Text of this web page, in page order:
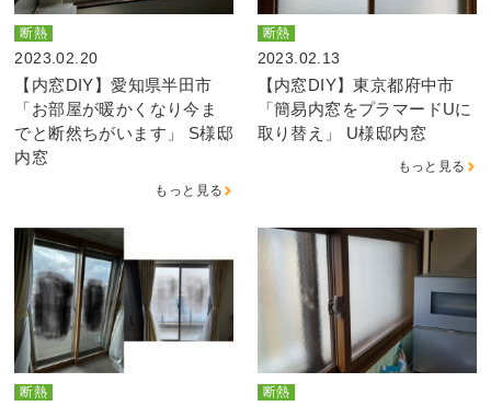
断熱
2023.02.20
【内窓DIY】愛知県半田市
「お部屋が暖かくなり今ま
でと断然ちがいます」 S様邸
内窓
もっと見る
断熱
2023.02.13
【内窓DIY】東京都府中市
「簡易内窓をプラマードUに
取り替え」 U様邸内窓
もっと見る
断熱 断熱